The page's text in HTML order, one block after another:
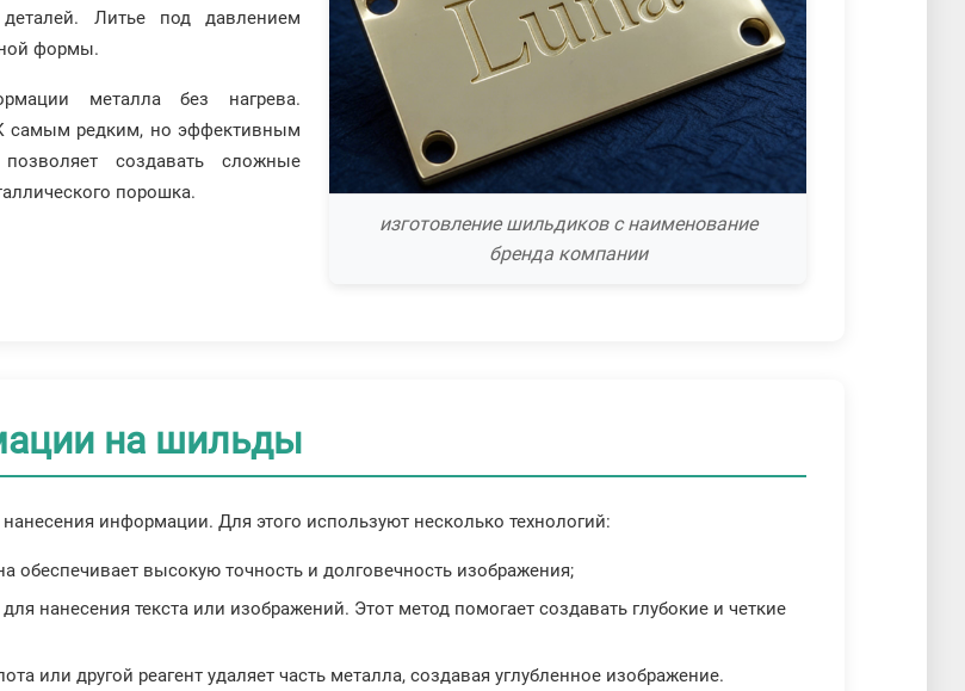
изготовление шильдиков с наименование
бренда компании
Литье под давлением
формы.
металла без нагрева.
самым редким, но эффективным
создавать сложные
порошка.
на шильды
информации. Для этого используют несколько технологий:
обеспечивает высокую точность и долговечность изображения;
нанесения текста или изображений. Этот метод помогает создавать глубокие и четкие
или другой реагент удаляет часть металла, создавая углубленное изображение.